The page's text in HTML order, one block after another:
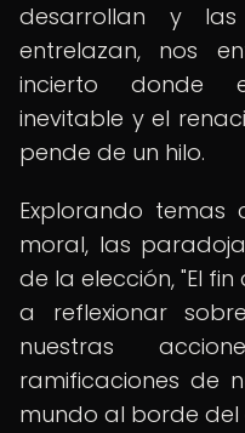
desarrollan y
entrelazan, nos
incierto donde
inevitable y el
pende de un hilo.
Explorando temas
moral, las
de la elección, "El
a reflexionar
nuestras
ramificaciones de
mundo al borde del